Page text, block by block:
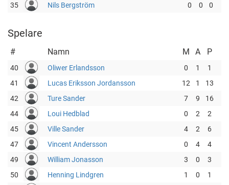
35 Nils Bergström 0 0 0
Spelare
# Namn M A P
40 Oliwer Erlandsson 0 1
1
41
Lucas Eriksson Jordansson 12 1
13
42
Ture Sander 7 9
16
44
Loui Hedblad 0 2
2
45
Ville Sander 4 2
6
47
Vincent Andersson 0 4
4
49
William Jonasson 3 0
3
50
Henning Lindgren 1 0
1